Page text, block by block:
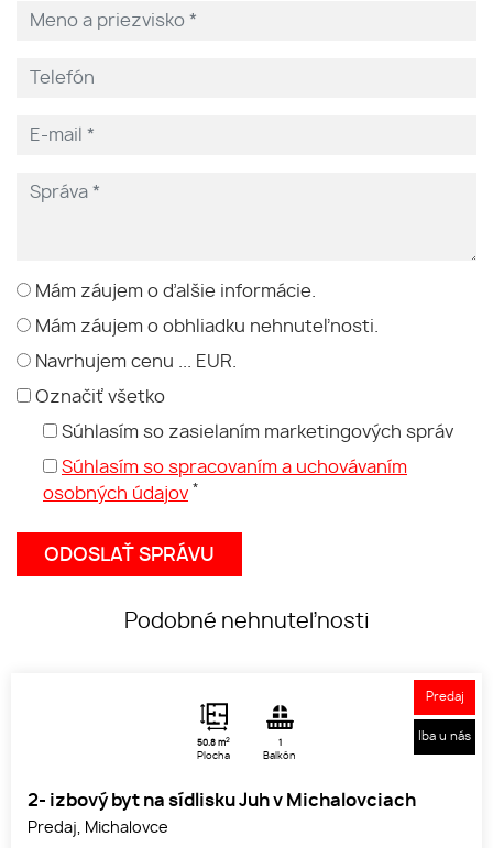
Mám záujem o ďalšie informácie.
Mám záujem o obhliadku nehnuteľnosti.
Navrhujem cenu ... EUR.
Označiť všetko
Súhlasím so zasielaním marketingových správ
Súhlasím so spracovaním a uchovávaním
osobných údajov *
Podobné nehnuteľnosti
50.8 m2
Plocha
1
Balkón
2- izbový byt na sídlisku Juh v Michalovciach
Predaj, Michalovce
Predaj
Iba u nás